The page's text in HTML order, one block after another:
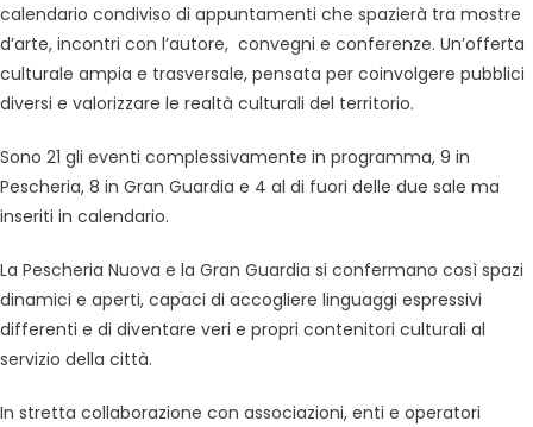
calendario condiviso di appuntamenti che spazierà tra mostre
d’arte, incontri con l’autore, convegni e conferenze. Un’offerta
culturale ampia e trasversale, pensata per coinvolgere pubblici
diversi e valorizzare le realtà culturali del territorio.
Sono 21 gli eventi complessivamente in programma, 9 in
Pescheria, 8 in Gran Guardia e 4 al di fuori delle due sale ma
inseriti in calendario.
La Pescheria Nuova e la Gran Guardia si confermano così spazi
dinamici e aperti, capaci di accogliere linguaggi espressivi
differenti e di diventare veri e propri contenitori culturali al
servizio della città.
In stretta collaborazione con associazioni, enti e operatori